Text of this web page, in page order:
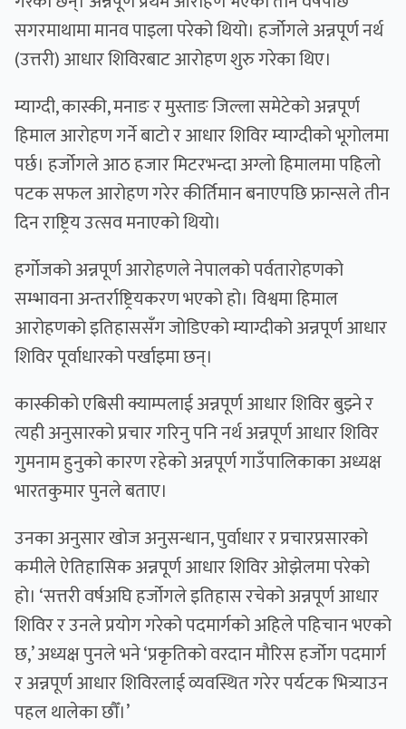
सगरमाथामा मानव पाइला परेको थियो। हर्जोगले अन्नपूर्ण नर्थ
(उत्तरी) आधार शिविरबाट आरोहण शुरु गरेका थिए।
म्याग्दी, कास्की, मनाङ र मुस्ताङ जिल्ला समेटेको अन्नपूर्ण
हिमाल आरोहण गर्ने बाटो र आधार शिविर म्याग्दीको भूगोलमा
पर्छ। हर्जोगले आठ हजार मिटरभन्दा अग्लो हिमालमा पहिलो
पटक सफल आरोहण गरेर कीर्तिमान बनाएपछि फ्रान्सले तीन
दिन राष्ट्रिय उत्सव मनाएको थियो।
हर्गोजको अन्नपूर्ण आरोहणले नेपालको पर्वतारोहणको
सम्भावना अन्तर्राष्ट्रियकरण भएको हो। विश्वमा हिमाल
आरोहणको इतिहाससँग जोडिएको म्याग्दीको अन्नपूर्ण आधार
शिविर पूर्वाधारको पर्खाइमा छन्।
कास्कीको एबिसी क्याम्पलाई अन्नपूर्ण आधार शिविर बुझ्ने र
त्यही अनुसारको प्रचार गरिनु पनि नर्थ अन्नपूर्ण आधार शिविर
गुमनाम हुनुको कारण रहेको अन्नपूर्ण गाउँपालिकाका अध्यक्ष
भारतकुमार पुनले बताए।
उनका अनुसार खोज अनुसन्धान, पुर्वाधार र प्रचारप्रसारको
कमीले ऐतिहासिक अन्नपूर्ण आधार शिविर ओझेलमा परेको
हो। ‘सत्तरी वर्षअघि हर्जोगले इतिहास रचेको अन्नपूर्ण आधार
शिविर र उनले प्रयोग गरेको पदमार्गको अहिले पहिचान भएको
छ,’ अध्यक्ष पुनले भने ‘प्रकृतिको वरदान मौरिस हर्जोग पदमार्ग
र अन्नपूर्ण आधार शिविरलाई व्यवस्थित गरेर पर्यटक भित्र्याउन
पहल थालेका छौँ।’